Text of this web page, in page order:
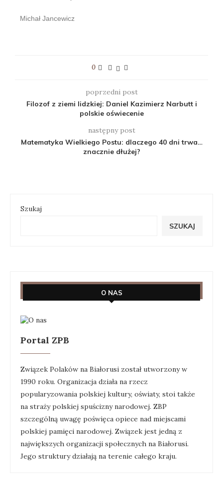
Michał Jancewicz
0
poprzedni post
Filozof z ziemi lidzkiej: Daniel Kazimierz Narbutt i
polskie oświecenie
następny post
Matematyka Wielkiego Postu: dlaczego 40 dni trwa…
znacznie dłużej?
Szukaj
SZUKAJ
O NAS
Portal ZPB
Związek Polaków na Białorusi został utworzony w
1990 roku. Organizacja działa na rzecz
popularyzowania polskiej kultury, oświaty, stoi także
na straży polskiej spuścizny narodowej. ZBP
szczególną uwagę poświęca opiece nad miejscami
polskiej pamięci narodowej. Związek jest jedną z
największych organizacji społecznych na Białorusi.
Jego struktury działają na terenie całego kraju.